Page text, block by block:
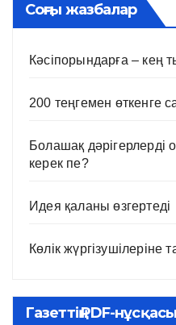
Соңғы жазбалар
Кәсіпорындарға – кең
200 теңгемен өткенге
Болашақ дәрігерлерді
керек пе?
Идея қаланы өзгертеді
Көлік жүргізушілеріне
Газеттің PDF-нұсқасы